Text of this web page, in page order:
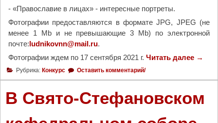
и
и
б
а
о
- «Православие в лицах» - интересные портреты.
Фотографии предоставляются в формате JPG, JPEG (не
менее 1 Mb и не превышающие 3 Mb) по электронной
почте:ludnikovnn@mail.ru.
Фотографии ждем по 17 сентября 2021 г. Читать далее "
р
г
→
Рубрика: Конкурс Оставить комментарий/
В Свято-Стефановском